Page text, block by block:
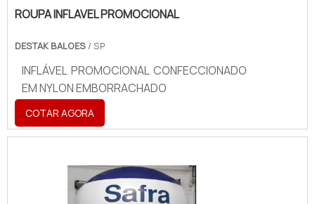
ROUPA INFLAVEL PROMOCIONAL
DESTAK BALOES / SP
INFLÁVEL PROMOCIONAL CONFECCIONADO
EM NYLON EMBORRACHADO
COTAR AGORA